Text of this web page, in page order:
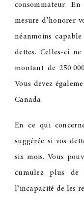
consommateur.
mesure d’honorer
néanmoins
dettes. Celles-ci
montant de 250
Vous devez
Canada.
En ce qui
suggérée si vos
six mois. Vous
cumulez plus de
l’incapacité de les